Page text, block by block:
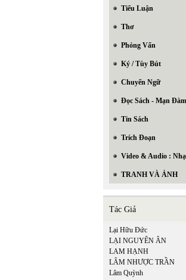
Tiểu Luận
Thơ
Phỏng Vấn
Ký / Tùy Bút
Chuyển Ngữ
Đọc Sách - Mạn Đàm
Tin Sách
Trích Đoạn
Video & Audio :
TRANH VÀ ẢNH
Tác Giả
Lại Hữu Đức
LẠI NGUYÊN ÂN
LAM HẠNH
LÂM NHƯỢC TRẦN
Lâm Quỳnh